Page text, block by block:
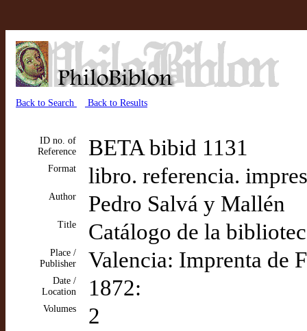
Back to Search Back to Results
ID no. of
Reference
BETA bibid 1131
Format libro. referencia.
Author Pedro Salvá y Mallén
Title Catálogo de la
Place /
Publisher
Valencia: Imprenta de
Date /
Location
1872:
Volumes 2